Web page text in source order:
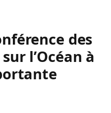
des
l’Océan à